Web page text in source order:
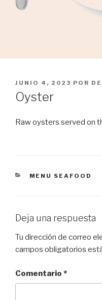
PUBLICADO
EL
JUNIO 4, 2023 POR
Oyster
Raw oysters served on
CATEGORÍAS
MENU SEAFOOD
Deja una respuesta
Tu dirección de correo
campos obligatorios
Comentario *